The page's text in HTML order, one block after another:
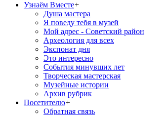
Узнаём Вместе+
Душа мастера
Я поведу тебя в музей
Мой адрес - Советский район
Археология для всех
Экспонат дня
Это интересно
События минувших лет
Творческая мастерская
Музейные истории
Архив рубрик
Посетителю+
Обратная связь